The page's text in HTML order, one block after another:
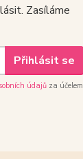
Zasíláme
Přihlásit se
údajů za účelem